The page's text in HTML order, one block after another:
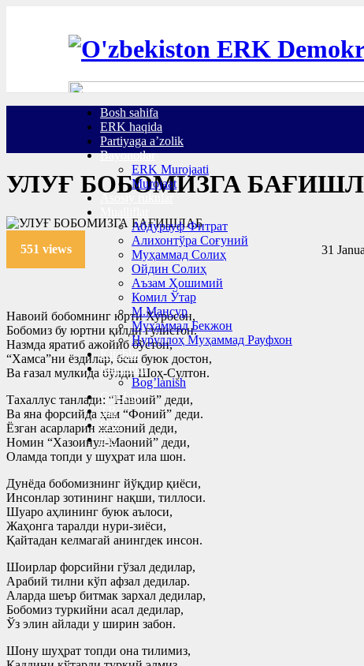
Bosh sahifa
ERK haqida
Partiyaga a’zolik
Bayonotlar
ERK Murojaati
Murojaat
Абдурауф Фитрат
Алихонтўра Соғуний
Муҳаммад Солиҳ
Ойдин Солиҳ
Аъзам Ҳошимий
Комил Ўтар
М.Мансур
Муҳаммад Бекжон
Нуруллоҳ Муҳаммад Рауфхон
Kitoblar
Manzillar
Bog’lanish
Cyr-Lat
TR
O’Z
РУ
УЛУҒ БОБОМИЗГА
551 views 31
Навоий бобомнинг юрти Хуросон,
Бобомиз бу юртни қилди гулистон.
Назмда яратиб ажойиб бўстон,
“Хамса”ни ёздилар, беш буюк достон,
Ва ғазал мулкида бўлди Шоҳ-Султон.
Тахаллус танлади: “Навоий” деди,
Ва яна форсийда ҳам “Фоний” деди.
Ёзган асарларин жахоний деди,
Номин “Хазоинул-Маоний” деди,
Оламда топди у шуҳрат ила шон.
Дунёда бобомизнинг йўқдир қиёси,
Инсонлар зотининг нақши, тиллоси.
Шуаро аҳлининг буюк аълоси,
Жаҳонга таралди нури-зиёси,
Қайтадан келмагай анингдек инсон.
Шоирлар форсийни гўзал дедилар,
Арабий тилни кўп афзал дедилар.
Аларда шеър битмак зархал дедилар,
Бобомиз туркийни асал дедилар,
Ўз элин айлади у ширин забон.
Шону шуҳрат топди она тилимиз,